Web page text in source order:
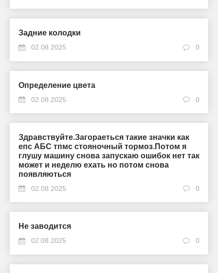
Задние колодки
02.08.2025 0
Определение цвета
02.08.2025 0
Здравствуйте.Загораеться такие значки как
епс АБС тпмс стояночный тормоз.Потом я
глушу машину снова запускаю ошибок нет так
может и неделю ехать но потом снова
появляються
02.08.2025 0
Не заводится
02.08.2025 0